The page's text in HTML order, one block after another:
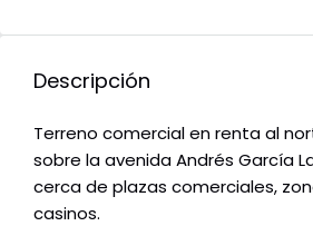
Descripción
Terreno comercial en renta al
sobre la avenida Andrés García
cerca de plazas comerciales,
casinos.